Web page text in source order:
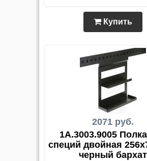
Купить
2071 руб.
1A.3003.9005
специй двойная
черный бархат